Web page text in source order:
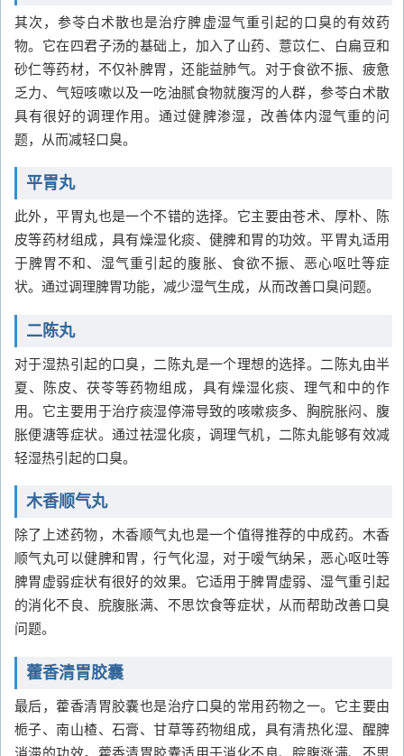
其次，参苓白术散也是治疗脾虚湿气重引起的口臭的有效药
物。它在四君子汤的基础上，加入了山药、薏苡仁、白扁豆和
砂仁等药材，不仅补脾胃，还能益肺气。对于食欲不振、疲惫
乏力、气短咳嗽以及一吃油腻食物就腹泻的人群，参苓白术散
具有很好的调理作用。通过健脾渗湿，改善体内湿气重的问
题，从而减轻口臭。
平胃丸
此外，平胃丸也是一个不错的选择。它主要由苍术、厚朴、陈
皮等药材组成，具有燥湿化痰、健脾和胃的功效。平胃丸适用
于脾胃不和、湿气重引起的腹胀、食欲不振、恶心呕吐等症
状。通过调理脾胃功能，减少湿气生成，从而改善口臭问题。
二陈丸
对于湿热引起的口臭，二陈丸是一个理想的选择。二陈丸由半
夏、陈皮、茯苓等药物组成，具有燥湿化痰、理气和中的作
用。它主要用于治疗痰湿停滞导致的咳嗽痰多、胸脘胀闷、腹
胀便溏等症状。通过祛湿化痰，调理气机，二陈丸能够有效减
轻湿热引起的口臭。
木香顺气丸
除了上述药物，木香顺气丸也是一个值得推荐的中成药。木香
顺气丸可以健脾和胃，行气化湿，对于嗳气纳呆，恶心呕吐等
脾胃虚弱症状有很好的效果。它适用于脾胃虚弱、湿气重引起
的消化不良、脘腹胀满、不思饮食等症状，从而帮助改善口臭
问题。
藿香清胃胶囊
最后，藿香清胃胶囊也是治疗口臭的常用药物之一。它主要由
栀子、南山楂、石膏、甘草等药物组成，具有清热化湿、醒脾
消滞的功效。藿香清胃胶囊适用于消化不良、脘腹涨满、不思